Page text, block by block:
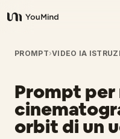
YouMind
Panoramica
Casi d'uso
Abilità
PROMPT›VIDEO IA
Prompt per
orbit di un